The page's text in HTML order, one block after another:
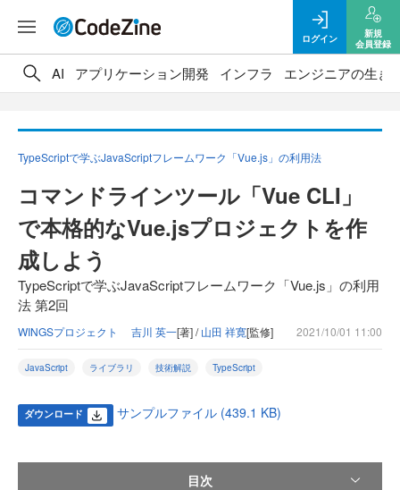
ログイン
新規
会員登録
AI アプリケーション開発 インフラ エンジニアの生き
TypeScriptで学ぶJavaScriptフレームワーク「Vue.js」の利用法
コマンドラインツール「Vue CLI」
で本格的なVue.jsプロジェクトを作
成しよう
TypeScriptで学ぶJavaScriptフレームワーク「Vue.js」の利用
法 第2回
WINGSプロジェクト 吉川 英一[著] /山田 祥寛[監修] 2021/10/01 11:00
JavaScript ライブラリ 技術解説 TypeScript
ダウンロード サンプルファイル (439.1 KB)
目次